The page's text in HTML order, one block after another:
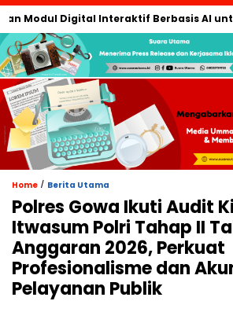
Digital Interaktif Berbasis AI untuk
Home / Berita Utama
Polres Gowa Ikuti Audit
Itwasum Polri Tahap II
Anggaran 2026, Perkuat
Profesionalisme dan
Pelayanan Publik